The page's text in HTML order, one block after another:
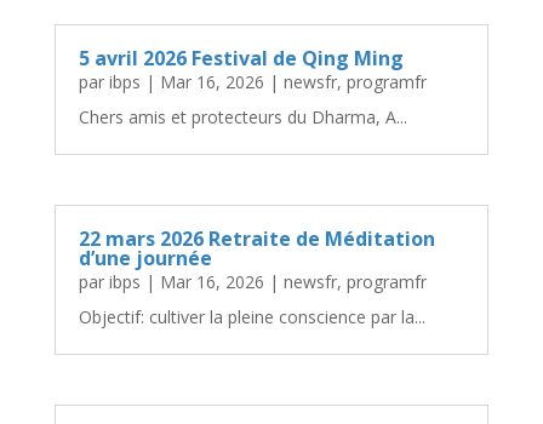
5 avril 2026 Festival de Qing Ming
par ibps | Mar 16, 2026 | newsfr, programfr
Chers amis et protecteurs du Dharma, A...
22 mars 2026 Retraite de Méditation
d’une journée
par ibps | Mar 16, 2026 | newsfr, programfr
Objectif: cultiver la pleine conscience par la...